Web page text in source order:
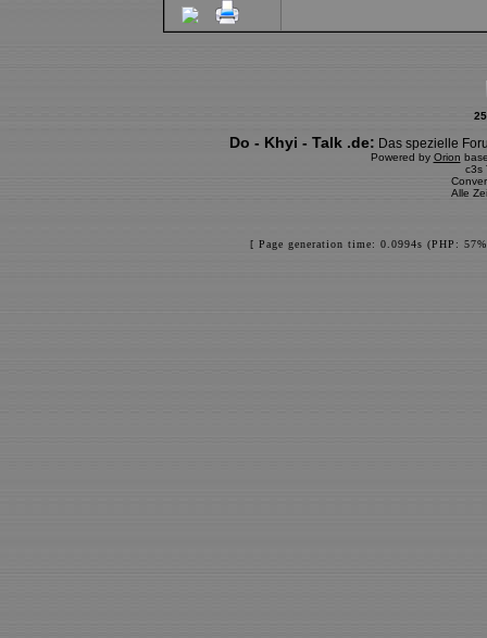
Do - Khyi - Talk .de: Das spezielle
Powered by Orion
c3s
Alle
[ Page generation time: 0.0994s (PHP: